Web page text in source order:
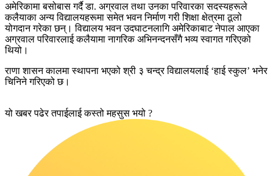
अमेरिकामा बसोबास गर्दै डा. अग्रवाल तथा उनका परिवारका सदस्यहरूले
कलैयाका अन्य विद्यालयहरूमा समेत भवन निर्माण गरी शिक्षा क्षेत्रमा ठूलो
योगदान गरेका छन्। विद्यालय भवन उदघाटनलागि अमेरिकाबाट नेपाल आएका
अग्रवाल परिवारलाई कलैयामा नागरिक अभिनन्दनसँगै भव्य स्वागत गरिएको
थियो।
राणा शासन कालमा स्थापना भएको श्री ३ चन्द्र विद्यालयलाई ‘हाई स्कुल’ भनेर
चिनिने गरिएको छ।
यो खबर पढेर तपाईलाई कस्तो महसुस भयो ?